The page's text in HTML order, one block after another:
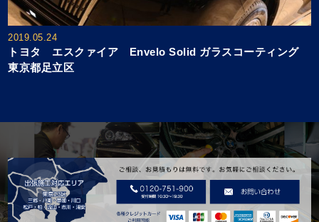
2019.05.24
トヨタ エスクァイア Envelo Solid ガラスコーティング
東京都足立区